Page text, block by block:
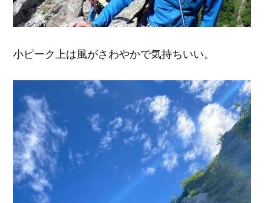
小ピーク上は風がさわやかで気持ちいい。